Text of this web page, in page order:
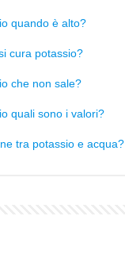
quando è alto?
cura potassio?
che non sale?
quali sono i valori?
tra potassio e acqua?